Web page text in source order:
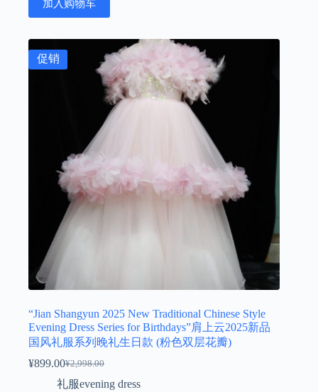
¥2,998.00。
格
为：
加入购物车
促销
“Jian Shangyun 2025 New Traditional Chinese Style
Evening Dress Series for Birthdays”肩上云2025新品
国风礼服系列晚礼生日款 (粉色双层花瓣)
¥2,998.00
原
价
¥899.00当
前
礼服evening dress